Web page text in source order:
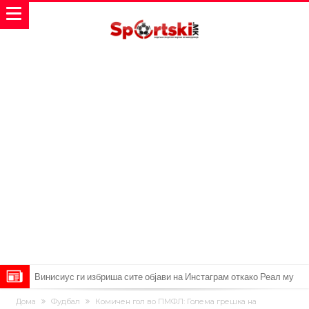
Винисиус ги избриша сите објави на Инстаграм откако Реал му
понуди нов договор
Ливерпул понуди 100 милиони евра за Баркола, ПСЖ веднаш
Дома Фудбал
Комичен гол во ПМФЛ: Голема грешка на